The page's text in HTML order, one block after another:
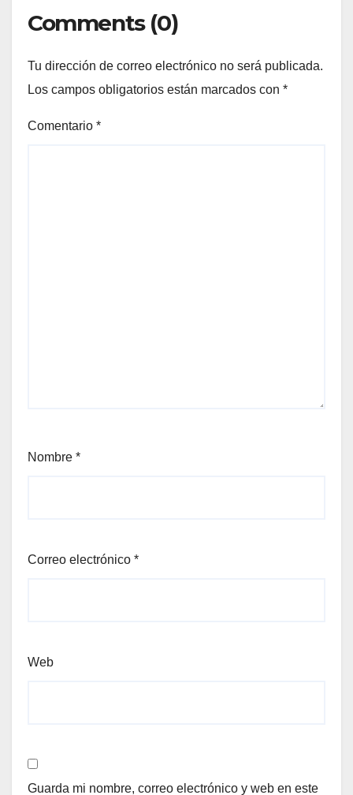
Comments (0)
Tu dirección de correo electrónico no será publicada.
Los campos obligatorios están marcados con *
Comentario *
Nombre *
Correo electrónico *
Web
Guarda mi nombre, correo electrónico y web en este